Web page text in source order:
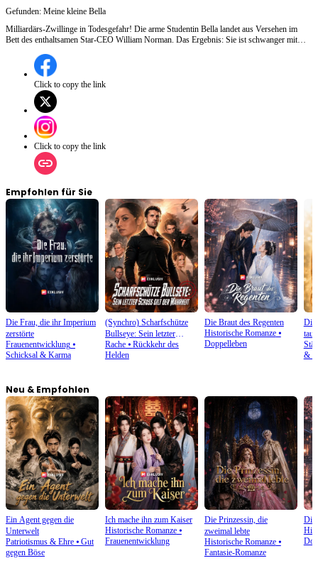
Gefunden: Meine kleine Bella
Milliardärs-Zwillinge in Todesgefahr! Die arme Studentin Bella landet aus Versehen im
Bett des enthaltsamen Star-CEO William Norman. Das Ergebnis: Sie ist schwanger mit
glauben Bellas eigene Mutter und Schwester an einen Bastard – und schleppen sie brutal
zum Abtreibungsarzt! Schafft William es rechtzeitig?
Click to copy the link
Click to copy the link
Empfohlen für Sie
Die Frau, die ihr Imperium
zerstörte
Frauenentwicklung ⦁
Schicksal & Karma
(Synchro) Scharfschütze
Bullseye: Sein letzter
Schuss gilt der Wahrheit
Rache⦁ Rückkehr des
Helden
Die Braut des Regenten
Historische Romanze⦁
Doppelleben
Die
&
Neu & Empfohlen
Ein Agent gegen die
Unterwelt
Patriotismus & Ehre ⦁ Gut
gegen Böse
Ich mache ihn zum Kaiser
Historische Romanze⦁
Frauenentwicklung
Die Prinzessin, die
zweimal lebte
Historische Romanze⦁
Fantasie-Romanze
Die